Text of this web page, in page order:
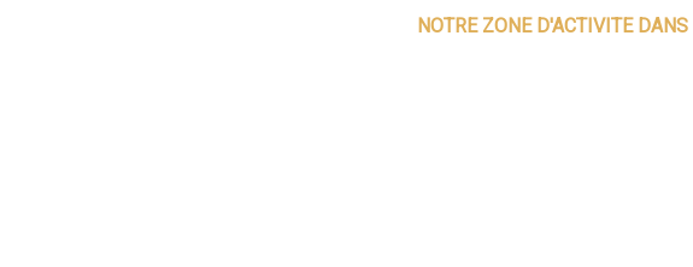
NOTRE ZONE D'ACTIVITE DANS